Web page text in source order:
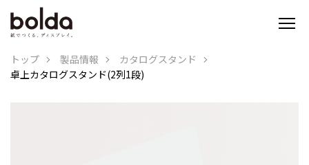
トップ 製品情報
カタログスタンド
卓上カタログスタンド(2列1段)